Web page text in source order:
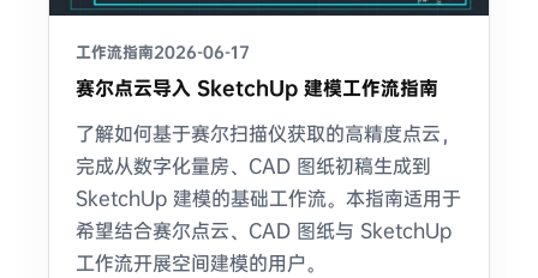
工作流指南2026-06-17
赛尔点云导入 SketchUp 建模工作流指南
了解如何基于赛尔扫描仪获取的高精度点云，
完成从数字化量房、CAD 图纸初稿生成到
SketchUp 建模的基础工作流。本指南适用于
希望结合赛尔点云、CAD 图纸与 SketchUp
工作流开展空间建模的用户。